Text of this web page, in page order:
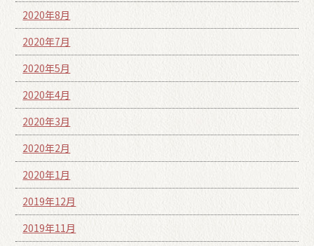
2020年8月
2020年7月
2020年5月
2020年4月
2020年3月
2020年2月
2020年1月
2019年12月
2019年11月